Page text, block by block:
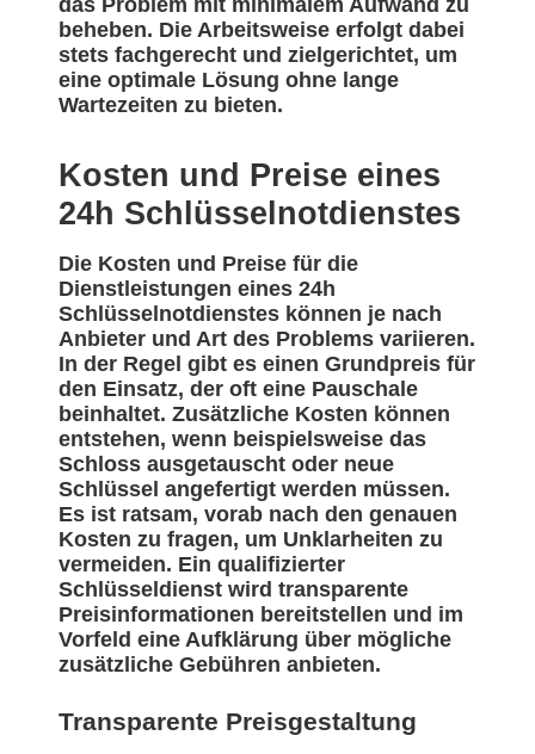
das Problem mit minimalem Aufwand zu
beheben. Die Arbeitsweise erfolgt dabei
stets fachgerecht und zielgerichtet, um
eine optimale Lösung ohne lange
Wartezeiten zu bieten.
Kosten und Preise eines
24h Schlüsselnotdienstes
Die Kosten und Preise für die
Dienstleistungen eines 24h
Schlüsselnotdienstes können je nach
Anbieter und Art des Problems variieren.
In der Regel gibt es einen Grundpreis für
den Einsatz, der oft eine Pauschale
beinhaltet. Zusätzliche Kosten können
entstehen, wenn beispielsweise das
Schloss ausgetauscht oder neue
Schlüssel angefertigt werden müssen.
Es ist ratsam, vorab nach den genauen
Kosten zu fragen, um Unklarheiten zu
vermeiden. Ein qualifizierter
Schlüsseldienst wird transparente
Preisinformationen bereitstellen und im
Vorfeld eine Aufklärung über mögliche
zusätzliche Gebühren anbieten.
Transparente Preisgestaltung